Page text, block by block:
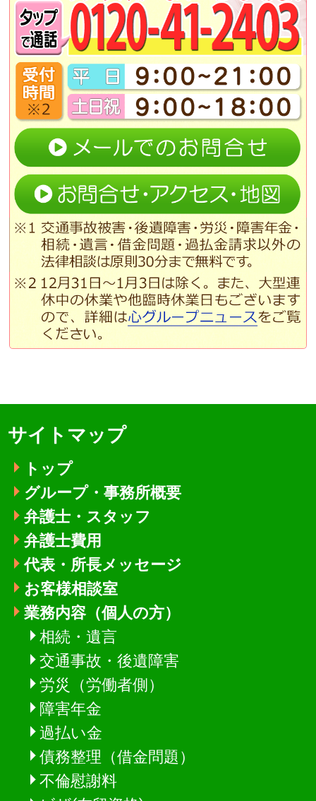
サイトマップ
トップ
グループ・事務所概要
弁護士・スタッフ
弁護士費用
代表・所長メッセージ
お客様相談室
業務内容（個人の方）
相続・遺言
交通事故・後遺障害
労災（労働者側）
障害年金
過払い金
債務整理（借金問題）
不倫慰謝料